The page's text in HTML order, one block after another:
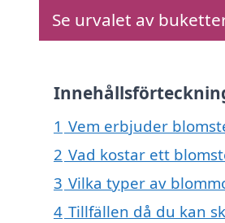
Se urvalet av
1 Vem erbjuder
2 Vad kostar ett
3 Vilka typer av
4 Tillfällen då du kan